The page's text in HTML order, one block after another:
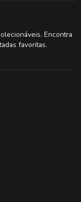
Encontra
favoritas.